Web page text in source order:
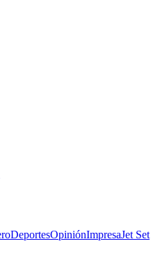
DeportesOpiniónImpresaJet Set